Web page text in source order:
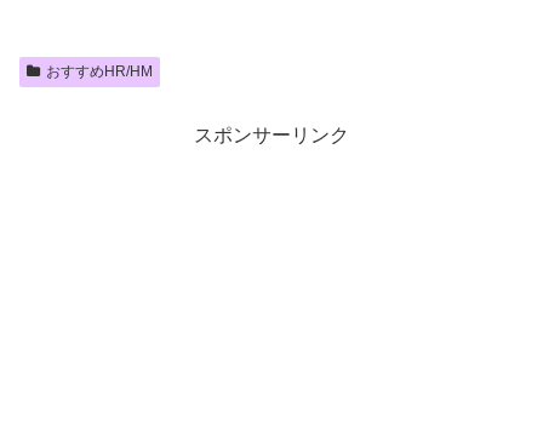
おすすめHR/HM
スポンサーリンク